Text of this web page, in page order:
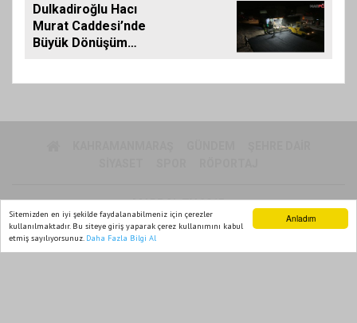
Anladım
Sitemizden en iyi şekilde faydalanabilmeniz için çerezler
kullanılmaktadır. Bu siteye giriş yaparak çerez kullanımını kabul
etmiş sayılıyorsunuz. Daha Fazla Bilgi Al
Dulkadiroğlu Hacı
Murat Caddesi’nde
Büyük Dönüşüm
MARPOL TV 2015
Yazılım |Onemsoft
Ana Sayfa Web TV